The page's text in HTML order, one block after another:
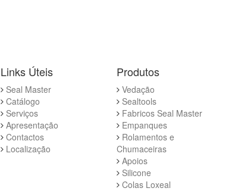
Links Úteis
Seal Master
Catálogo
Serviços
Apresentação
Contactos
Localização
Produtos
Vedação
Sealtools
Fabricos Seal Master
Empanques
Rolamentos e
Chumaceiras
Apoios
Silicone
Colas Loxeal